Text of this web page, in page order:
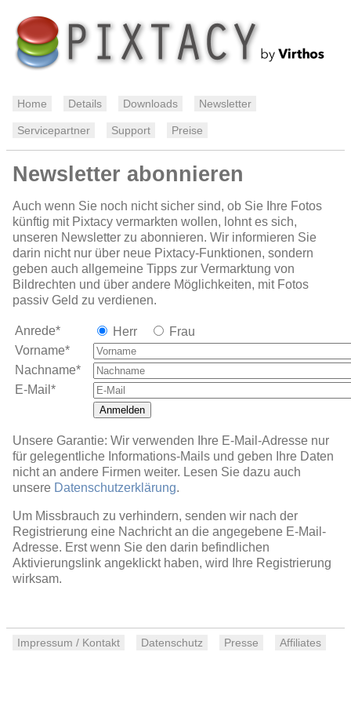
Home Details Downloads Newsletter
Servicepartner Support Preise
Newsletter abonnieren
Auch wenn Sie noch nicht sicher sind, ob Sie Ihre Fotos
künftig mit Pixtacy vermarkten wollen, lohnt es sich,
unseren Newsletter zu abonnieren. Wir informieren Sie
darin nicht nur über neue Pixtacy-Funktionen, sondern
geben auch allgemeine Tipps zur Vermarktung von
Bildrechten und über andere Möglichkeiten, mit Fotos
passiv Geld zu verdienen.
Anrede* Herr
Frau
Vorname*
Nachname*
E-Mail*
Anmelden
Unsere Garantie: Wir verwenden Ihre E-Mail-Adresse nur
für gelegentliche Informations-Mails und geben Ihre Daten
nicht an andere Firmen weiter. Lesen Sie dazu auch
unsere Datenschutzerklärung.
Um Missbrauch zu verhindern, senden wir nach der
Registrierung eine Nachricht an die angegebene E-Mail-
Adresse. Erst wenn Sie den darin befindlichen
Aktivierungslink angeklickt haben, wird Ihre Registrierung
wirksam.
Impressum / Kontakt Datenschutz Presse Affiliates